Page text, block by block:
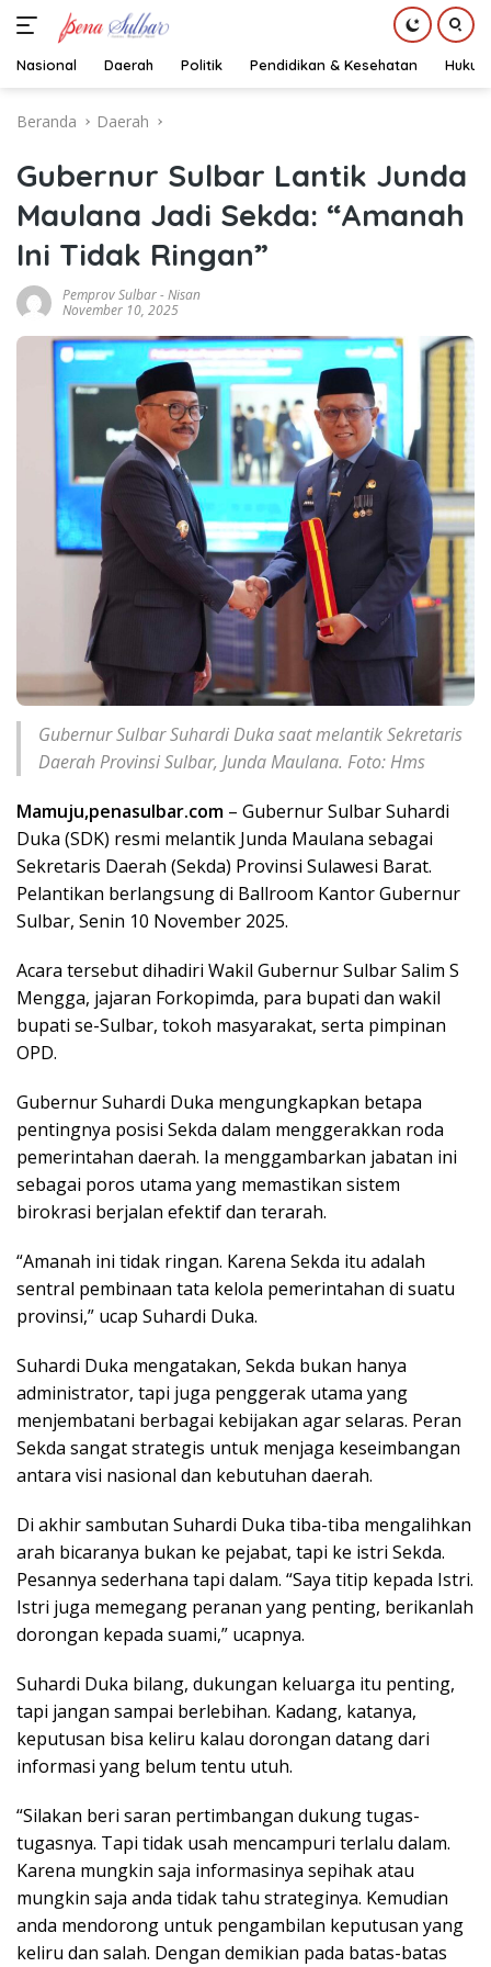
Nasional Daerah Politik Pendidikan & Kesehatan Hukum
Beranda Daerah
Gubernur Sulbar Lantik Junda
Maulana Jadi Sekda: “Amanah
Ini Tidak Ringan”
Pemprov Sulbar-Nisan
November 10, 2025
Gubernur Sulbar Suhardi Duka saat melantik Sekretaris
Daerah Provinsi Sulbar, Junda Maulana. Foto: Hms
Mamuju,penasulbar.com – Gubernur Sulbar Suhardi
Duka (SDK) resmi melantik Junda Maulana sebagai
Sekretaris Daerah (Sekda) Provinsi Sulawesi Barat.
Pelantikan berlangsung di Ballroom Kantor Gubernur
Sulbar, Senin 10 November 2025.
Acara tersebut dihadiri Wakil Gubernur Sulbar Salim S
Mengga, jajaran Forkopimda, para bupati dan wakil
bupati se-Sulbar, tokoh masyarakat, serta pimpinan
OPD.
Gubernur Suhardi Duka mengungkapkan betapa
pentingnya posisi Sekda dalam menggerakkan roda
pemerintahan daerah. Ia menggambarkan jabatan ini
sebagai poros utama yang memastikan sistem
birokrasi berjalan efektif dan terarah.
“Amanah ini tidak ringan. Karena Sekda itu adalah
sentral pembinaan tata kelola pemerintahan di suatu
provinsi,” ucap Suhardi Duka.
Suhardi Duka mengatakan, Sekda bukan hanya
administrator, tapi juga penggerak utama yang
menjembatani berbagai kebijakan agar selaras. Peran
Sekda sangat strategis untuk menjaga keseimbangan
antara visi nasional dan kebutuhan daerah.
Di akhir sambutan Suhardi Duka tiba-tiba mengalihkan
arah bicaranya bukan ke pejabat, tapi ke istri Sekda.
Pesannya sederhana tapi dalam. “Saya titip kepada Istri.
Istri juga memegang peranan yang penting, berikanlah
dorongan kepada suami,” ucapnya.
Suhardi Duka bilang, dukungan keluarga itu penting,
tapi jangan sampai berlebihan. Kadang, katanya,
keputusan bisa keliru kalau dorongan datang dari
informasi yang belum tentu utuh.
“Silakan beri saran pertimbangan dukung tugas-
tugasnya. Tapi tidak usah mencampuri terlalu dalam.
Karena mungkin saja informasinya sepihak atau
mungkin saja anda tidak tahu strateginya. Kemudian
anda mendorong untuk pengambilan keputusan yang
keliru dan salah. Dengan demikian pada batas-batas